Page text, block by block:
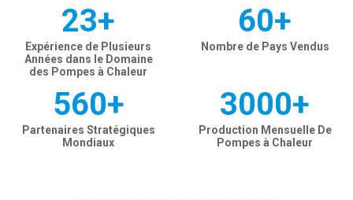
23+
Expérience de Plusieurs
Années dans le Domaine
des Pompes à Chaleur
60+
Nombre de Pays Vendus
560+
Partenaires Stratégiques
Mondiaux
3000+
Production Mensuelle De
Pompes à Chaleur